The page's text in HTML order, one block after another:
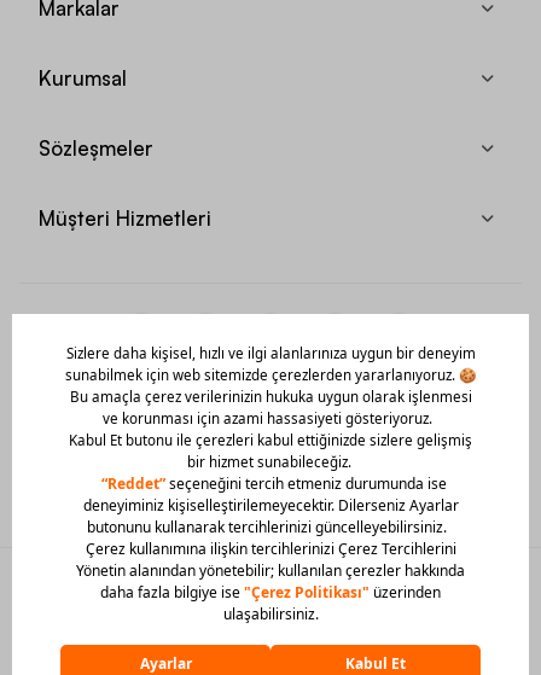
Markalar
Kurumsal
Sözleşmeler
Müşteri Hizmetleri
Mobil Uygulamamızı Hemen İndir!
© 2026 Barcin Tüm Hakları Saklıdır